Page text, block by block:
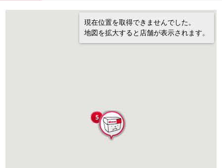
現在位置を取得できませんでした。
地図を拡大すると店舗が表示されます。